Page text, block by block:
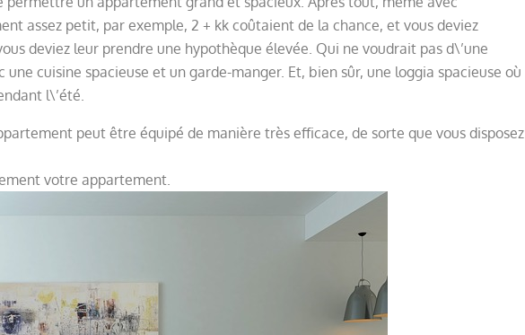
assez petit, par exemple, 2 + kk coûtaient de la chance, et vous deviez
deviez leur prendre une hypothèque élevée. Qui ne voudrait pas d\’une
cuisine spacieuse et un garde-manger. Et, bien sûr, une loggia spacieuse où
l\’été.
peut être équipé de manière très efficace, de sorte que vous disposez
votre appartement.